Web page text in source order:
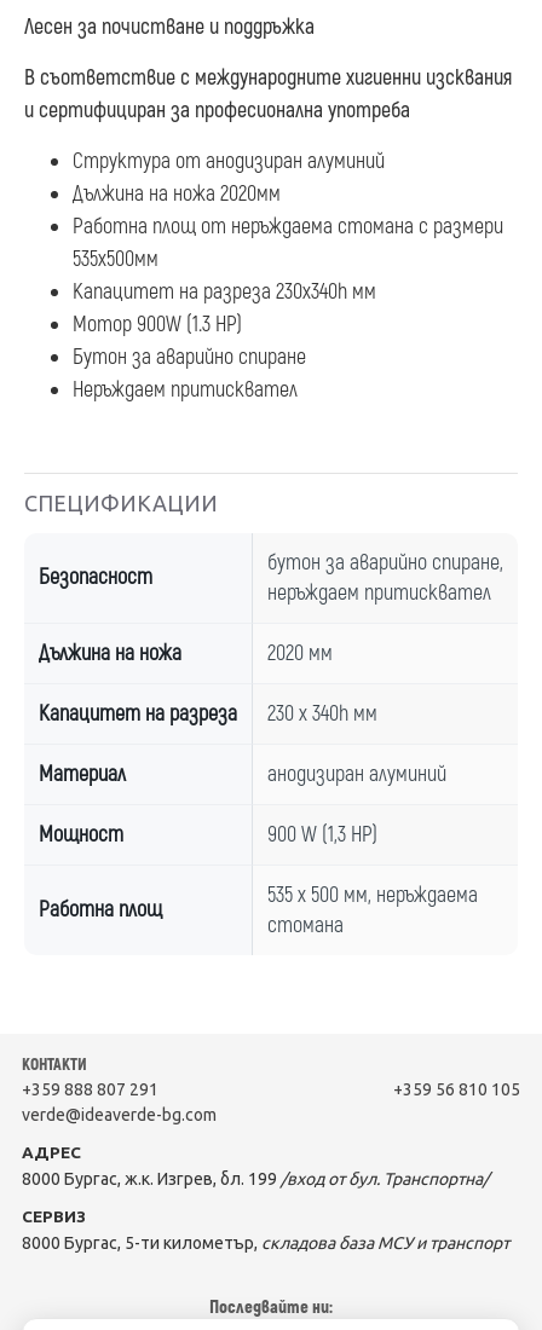
Лесен за почистване и поддръжка
В съответствие с международните хигиенни изсквания
и сертифициран за професионална употреба
Структура от анодизиран алуминий
Дължина на ножа 2020мм
Работна площ от неръждаема стомана с размери
535х500мм
Капацитет на разреза 230х340h мм
Мотор 900W (1.3 HP)
Бутон за аварийно спиране
Неръждаем притисквател
СПЕЦИФИКАЦИИ
Безопасност
бутон за аварийно спиране,
неръждаем притисквател
Дължина на ножа 2020 мм
Капацитет на разреза 230 x 340h мм
Материал анодизиран алуминий
Мощност 900 W (1,3 HP)
Работна площ
535 x 500 мм, неръждаема
стомана
КОНТАКТИ
+359 888 807 291
+359 56 810 105
verde@ideaverde-bg.com
АДРЕС
8000 Бургас, ж.к. Изгрев, бл. 199 /вход от бул. Транспортна/
СЕРВИЗ
8000 Бургас, 5-ти километър, складова база МСУ и транспорт
Последвайте ни: